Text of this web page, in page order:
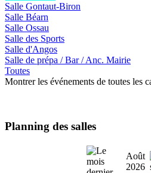
Salle Gontaut-Biron
Salle Béarn
Salle Ossau
Salle des Sports
Salle d'Angos
Salle de prépa / Bar / Anc. Mairie
Toutes
Montrer les événements de toutes les
Planning des salles
Août
2026